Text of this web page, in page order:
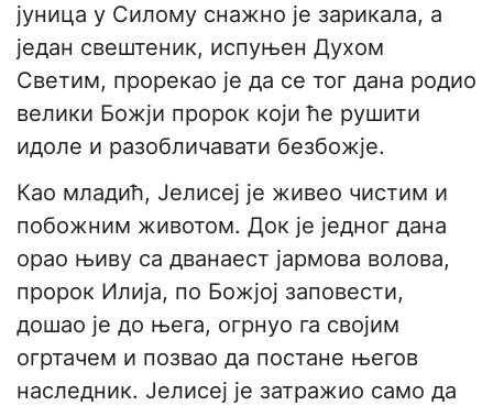
јуница у Силому снажно је зарикала, а
један свештеник, испуњен Духом
Светим, прорекао је да се тог дана родио
велики Божји пророк који ће рушити
идоле и разобличавати безбожје.
Као младић, Јелисеј је живео чистим и
побожним животом. Док је једног дана
орао њиву са дванаест јармова волова,
пророк Илија, по Божјој заповести,
дошао је до њега, огрнуо га својим
огртачем и позвао да постане његов
наследник. Јелисеј је затражио само да